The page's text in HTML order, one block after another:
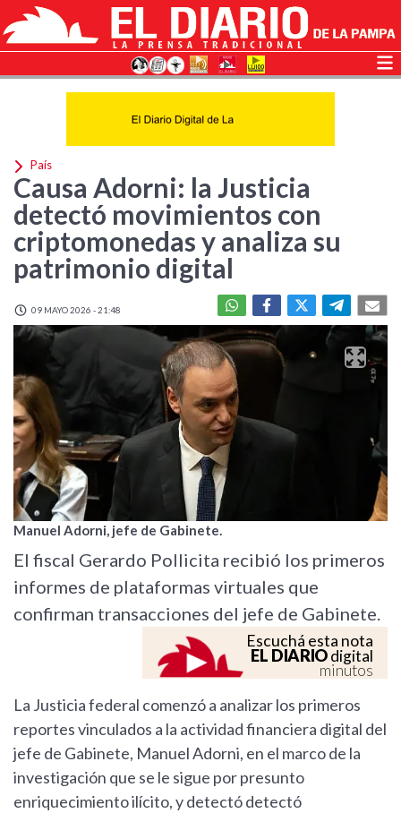
País
Causa Adorni: la Justicia
detectó movimientos con
criptomonedas y analiza su
patrimonio digital
09 MAYO 2026 - 21:48
Manuel Adorni, jefe de Gabinete.
El fiscal Gerardo Pollicita recibió los primeros
informes de plataformas virtuales que
confirman transacciones del jefe de Gabinete.
Escuchá esta nota
EL DIARIOdigital
minutos
La Justicia federal comenzó a analizar los primeros
reportes vinculados a la actividad financiera digital del
jefe de Gabinete, Manuel Adorni, en el marco de la
investigación que se le sigue por presunto
enriquecimiento ilícito, y detectó detectó